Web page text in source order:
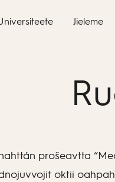
Jieleme
prošeavtta
oktii